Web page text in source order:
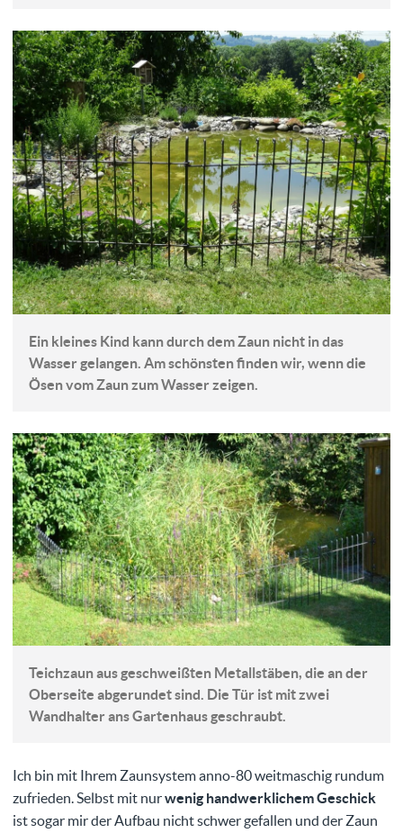
Ein kleines Kind kann durch dem Zaun nicht in das
Wasser gelangen. Am schönsten finden wir, wenn die
Ösen vom Zaun zum Wasser zeigen.
Teichzaun aus geschweißten Metallstäben, die an der
Oberseite abgerundet sind. Die Tür ist mit zwei
Wandhalter ans Gartenhaus geschraubt.
Ich bin mit Ihrem Zaunsystem anno-80 weitmaschig rundum
zufrieden. Selbst mit nurwenig handwerklichem Geschick
ist sogar mir der Aufbau nicht schwer gefallen und der Zaun